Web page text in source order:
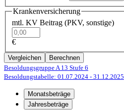
Krankenversicherung
mtl. KV Beitrag (PKV, sonstige)
€
Vergleichen
Berechnen
Besoldungsgruppe A 13 Stufe 6
Besoldungstabelle: 01.07.2024 - 31.12.2025
Monatsbeträge
Jahresbeträge